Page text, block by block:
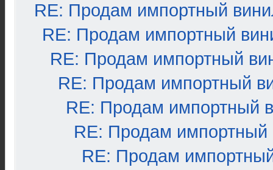
RE: Продам импортный
RE: Продам импортный
RE: Продам импортный
RE: Продам импортный
RE: Продам импортный
RE: Продам импортный
RE: Продам